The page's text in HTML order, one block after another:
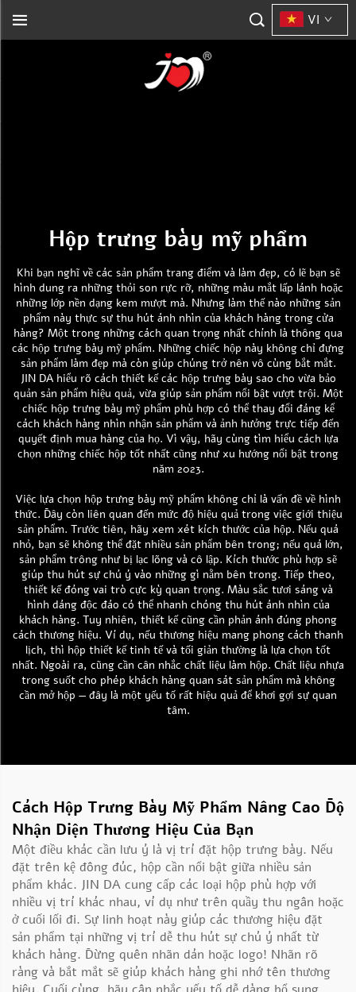
VI
Hộp trưng bày mỹ phẩm
Khi bạn nghĩ về các sản phẩm trang điểm và làm đẹp, có lẽ bạn sẽ
hình dung ra những thỏi son rực rỡ, những màu mắt lấp lánh hoặc
những lớp nền dạng kem mượt mà. Nhưng làm thế nào những sản
phẩm này thực sự thu hút ánh nhìn của khách hàng trong cửa
hàng? Một trong những cách quan trọng nhất chính là thông qua
các hộp trưng bày mỹ phẩm. Những chiếc hộp này không chỉ đựng
sản phẩm làm đẹp mà còn giúp chúng trở nên vô cùng bắt mắt.
JIN DA hiểu rõ cách thiết kế các hộp trưng bày sao cho vừa bảo
quản sản phẩm hiệu quả, vừa giúp sản phẩm nổi bật vượt trội. Một
chiếc hộp trưng bày mỹ phẩm phù hợp có thể thay đổi đáng kể
cách khách hàng nhìn nhận sản phẩm và ảnh hưởng trực tiếp đến
quyết định mua hàng của họ. Vì vậy, hãy cùng tìm hiểu cách lựa
chọn những chiếc hộp tốt nhất cũng như xu hướng nổi bật trong
năm 2023.
Việc lựa chọn hộp trưng bày mỹ phẩm không chỉ là vấn đề về hình
thức. Đây còn liên quan đến mức độ hiệu quả trong việc giới thiệu
sản phẩm. Trước tiên, hãy xem xét kích thước của hộp. Nếu quá
nhỏ, bạn sẽ không thể đặt nhiều sản phẩm bên trong; nếu quá lớn,
sản phẩm trông như bị lạc lõng và cô lập. Kích thước phù hợp sẽ
giúp thu hút sự chú ý vào những gì nằm bên trong. Tiếp theo,
thiết kế đóng vai trò cực kỳ quan trọng. Màu sắc tươi sáng và
hình dáng độc đáo có thể nhanh chóng thu hút ánh nhìn của
khách hàng. Tuy nhiên, thiết kế cũng cần phản ánh đúng phong
cách thương hiệu. Ví dụ, nếu thương hiệu mang phong cách thanh
lịch, thì hộp thiết kế tinh tế và tối giản thường là lựa chọn tốt
nhất. Ngoài ra, cũng cần cân nhắc chất liệu làm hộp. Chất liệu nhựa
trong suốt cho phép khách hàng quan sát sản phẩm mà không
cần mở hộp — đây là một yếu tố rất hiệu quả để khơi gợi sự quan
tâm.
Cách Hộp Trưng Bày Mỹ Phẩm Nâng Cao Độ
Nhận Diện Thương Hiệu Của Bạn
Một điều khác cần lưu ý là vị trí đặt hộp trưng bày. Nếu
đặt trên kệ đông đúc, hộp cần nổi bật giữa nhiều sản
phẩm khác. JIN DA cung cấp các loại hộp phù hợp với
nhiều vị trí khác nhau, ví dụ như trên quầy thu ngân hoặc
ở cuối lối đi. Sự linh hoạt này giúp các thương hiệu đặt
sản phẩm tại những vị trí dễ thu hút sự chú ý nhất từ
khách hàng. Đừng quên nhãn dán hoặc logo! Nhãn rõ
ràng và bắt mắt sẽ giúp khách hàng ghi nhớ tên thương